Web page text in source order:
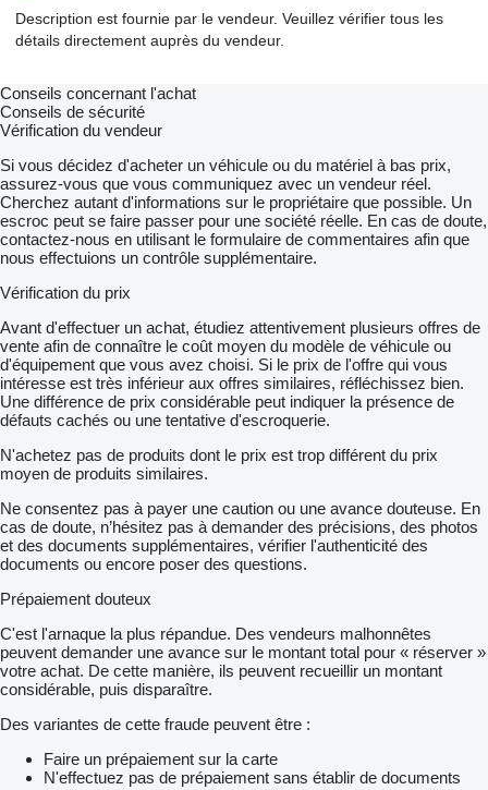
Description est fournie par le vendeur. Veuillez vérifier tous les
détails directement auprès du vendeur.
Conseils concernant l'achat
Conseils de sécurité
Vérification du vendeur
Si vous décidez d'acheter un véhicule ou du matériel à bas prix,
assurez-vous que vous communiquez avec un vendeur réel.
Cherchez autant d'informations sur le propriétaire que possible. Un
escroc peut se faire passer pour une société réelle. En cas de doute,
contactez-nous en utilisant le formulaire de commentaires afin que
nous effectuions un contrôle supplémentaire.
Vérification du prix
Avant d'effectuer un achat, étudiez attentivement plusieurs offres de
vente afin de connaître le coût moyen du modèle de véhicule ou
d'équipement que vous avez choisi. Si le prix de l'offre qui vous
intéresse est très inférieur aux offres similaires, réfléchissez bien.
Une différence de prix considérable peut indiquer la présence de
défauts cachés ou une tentative d'escroquerie.
N'achetez pas de produits dont le prix est trop différent du prix
moyen de produits similaires.
Ne consentez pas à payer une caution ou une avance douteuse. En
cas de doute, n’hésitez pas à demander des précisions, des photos
et des documents supplémentaires, vérifier l'authenticité des
documents ou encore poser des questions.
Prépaiement douteux
C'est l'arnaque la plus répandue. Des vendeurs malhonnêtes
peuvent demander une avance sur le montant total pour « réserver »
votre achat. De cette manière, ils peuvent recueillir un montant
considérable, puis disparaître.
Des variantes de cette fraude peuvent être :
Faire un prépaiement sur la carte
N'effectuez pas de prépaiement sans établir de documents